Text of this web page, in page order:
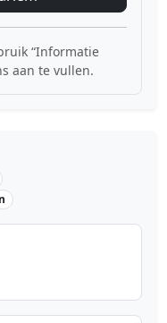
“Informatie
aan te vullen.